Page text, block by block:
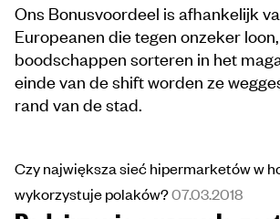
Ons Bonusvoordeel is afhankelijk
Europeanen die tegen onzeker
boodschappen sorteren in het
einde van de shift worden ze
rand van de stad.
Czy największa sieć hipermarketów w
wykorzystuje polaków?07.03.2018